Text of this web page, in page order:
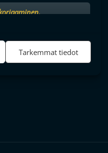
Tarkemmat tiedot